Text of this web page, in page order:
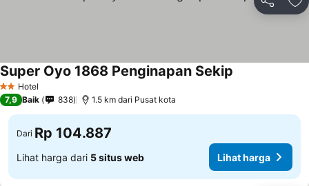
Bagikan
2 Bintang
Hotel
Super Oyo 1868 Penginapan Sekip
7,9 Baik 838 1.5 km dari Pusat kota
Dari Rp 104.887
Lihat harga dari 5 situs web Lihat harga